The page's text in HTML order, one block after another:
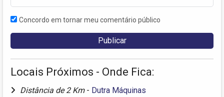
Concordo em tornar meu comentário público
Locais Próximos - Onde Fica:
Distância de 2 Km - Dutra Máquinas